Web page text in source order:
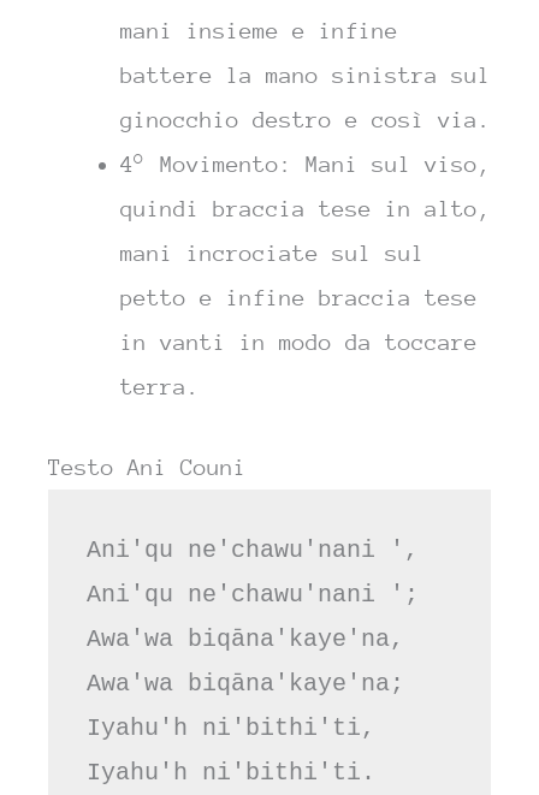
mani insieme e infine
battere la mano sinistra sul
ginocchio destro e così via.
4° Movimento: Mani sul viso,
quindi braccia tese in alto,
mani incrociate sul sul
petto e infine braccia tese
in vanti in modo da toccare
terra.
Testo Ani Couni
Ani'qu ne'chawu'nani ',
Ani'qu ne'chawu'nani ';
Awa'wa biqāna'kaye'na,
Awa'wa biqāna'kaye'na;
Iyahu'h ni'bithi'ti,
Iyahu'h ni'bithi'ti.